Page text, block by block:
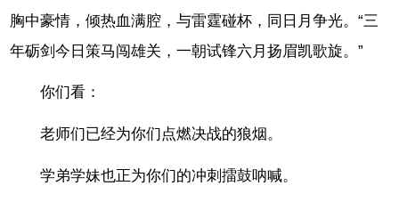
胸中豪情，倾热血满腔，与雷霆碰杯，同日月争光。“三
年砺剑今日策马闯雄关，一朝试锋六月扬眉凯歌旋。”
你们看：
老师们已经为你们点燃决战的狼烟。
学弟学妹也正为你们的冲刺擂鼓呐喊。